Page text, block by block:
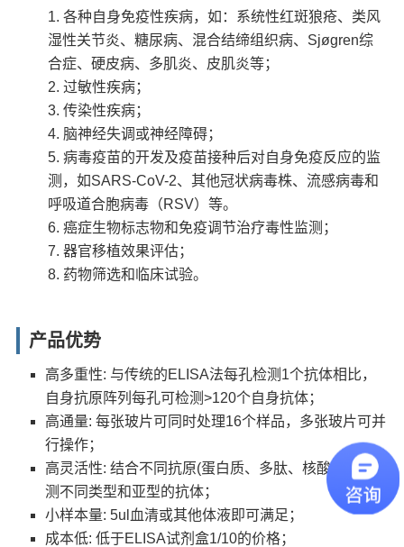
各种自身免疫性疾病，如：系统性红斑狼疮、类风
湿性关节炎、糖尿病、混合结缔组织病、Sjøgren综
合症、硬皮病、多肌炎、皮肌炎等；
过敏性疾病；
传染性疾病；
脑神经失调或神经障碍；
病毒疫苗的开发及疫苗接种后对自身免疫反应的监
测，如SARS-CoV-2、其他冠状病毒株、流感病毒和
呼吸道合胞病毒（RSV）等。
癌症生物标志物和免疫调节治疗毒性监测；
器官移植效果评估；
药物筛选和临床试验。
产品优势
高多重性: 与传统的ELISA法每孔检测1个抗体相比，
自身抗原阵列每孔可检测>120个自身抗体；
高通量: 每张玻片可同时处理16个样品，多张玻片可并
行操作；
高灵活性: 结合不同抗原(蛋白质、多肽、核酸等)，检
测不同类型和亚型的抗体；
小样本量: 5ul血清或其他体液即可满足；
成本低: 低于ELISA试剂盒1/10的价格；